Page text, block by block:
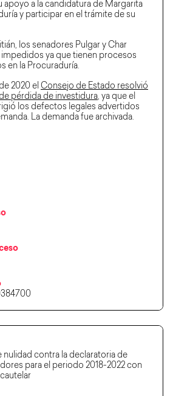
apoyo a la candidatura de Margarita
y participar en el trámite de su
los senadores Pulgar y Char
ya que tienen procesos
en la Procuraduría.
2020 el Consejo de Estado resolvió
pérdida de investidura, ya que el
los defectos legales advertidos
La demanda fue archivada.
contra la declaratoria de
para el periodo 2018-2022 con